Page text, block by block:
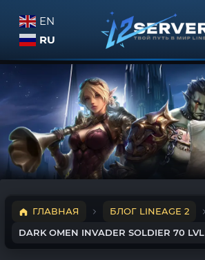
EN
RU
ГЛАВНАЯ
БЛОГ LINEAGE 2
DARK OMEN INVADER SOLDIER 70 LVL